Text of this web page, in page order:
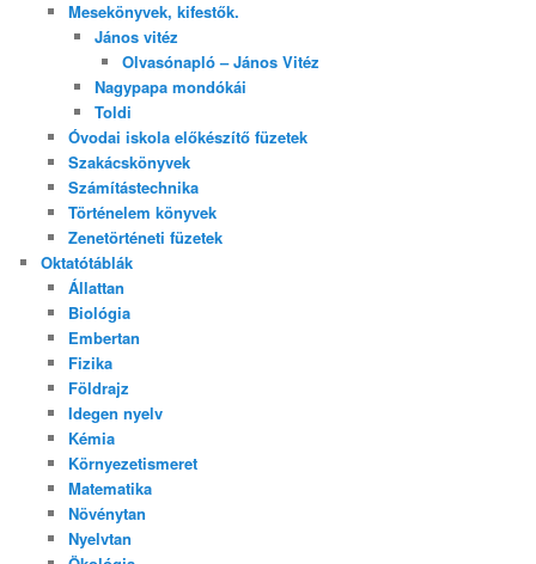
Mesekönyvek, kifestők.
János vitéz
Olvasónapló – János Vitéz
Nagypapa mondókái
Toldi
Óvodai iskola előkészítő füzetek
Szakácskönyvek
Számítástechnika
Történelem könyvek
Zenetörténeti füzetek
Oktatótáblák
Állattan
Biológia
Embertan
Fizika
Földrajz
Idegen nyelv
Kémia
Környezetismeret
Matematika
Növénytan
Nyelvtan